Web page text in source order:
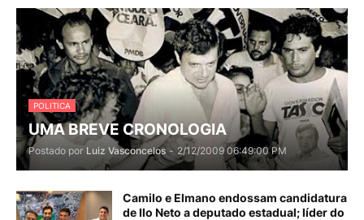
POLITICA
UMA BREVE CRONOLOGIA
Postado por Luiz Vasconcelos - 2/12/2009 06:49:00 PM
Camilo e Elmano endossam candidatura
de Ilo Neto a deputado estadual; líder do